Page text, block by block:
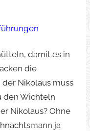
damit es in
die
Nikolaus muss
den Wichteln
Nikolaus? Ohne
ja